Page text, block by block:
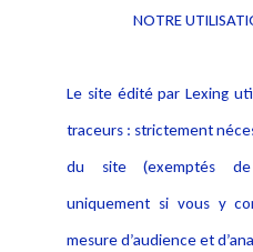
Alerte professionnelle
Déclaration d'accessibilité
Notice Légale
Politique de protection des
données
NOTRE
Le site édité par Lexing
traceurs : strictement
du site (exemptés
uniquement si vous y
mesure d’audience et